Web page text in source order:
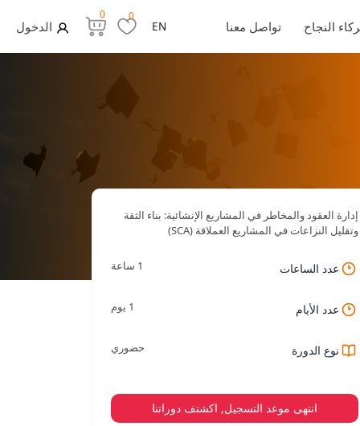
النجاح تواصل معنا EN
0
0
الدخول
إدارة العقود والمخاطر في المشاريع الإنشائية: بناء الثقة
وتقليل النزاعات في المشاريع العملاقة (SCA)
عدد الساعات 1 ساعة
عدد الأيام 1 يوم
نوع الدورة حضوري
انتهى موعد التسجيل, اكشتف دوراتنا